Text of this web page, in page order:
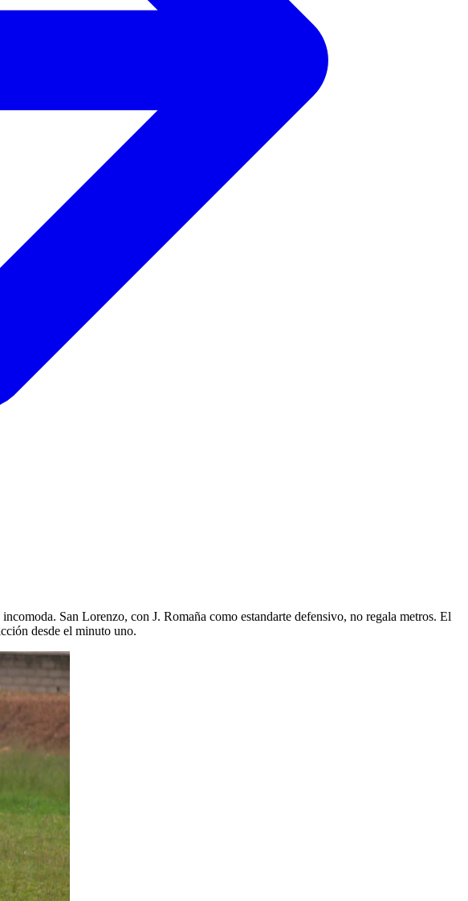
San Lorenzo, con J. Romaña como estandarte defensivo, no regala metros. El
desde el minuto uno.